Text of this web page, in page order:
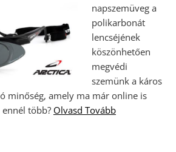
napszemüveg a
polikarbonát
lencséjének
köszönhetően
megvédi
szemünk a káros
minőség, amely ma már online is
több? Olvasd Tovább